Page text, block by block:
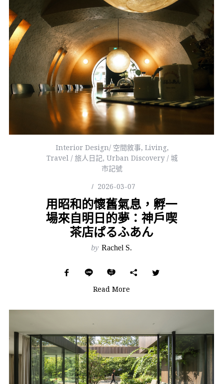
Interior Design/ 空間敘事, Living,
Travel / 旅人日記,Urban Discovery / 城
市記號
2026-03-07
用昭和的懷舊氣息，孵一
場來自明日的夢：神戶喫
茶店ぱるふあん
by Rachel S.
Read More